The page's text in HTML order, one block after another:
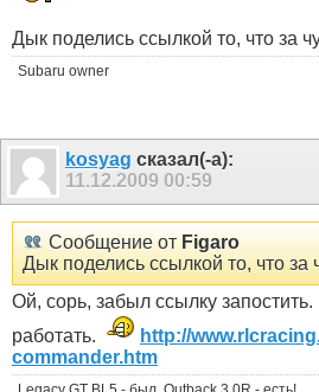
Дык поделись ссылкой то, что за
Subaru owner
kosyag сказал(-а):
11.12.2009 00:59
Сообщение от Figaro
Дык поделись ссылкой то, что за
Ой, сорь, забыл ссылку
работать.
http://
commander.htm